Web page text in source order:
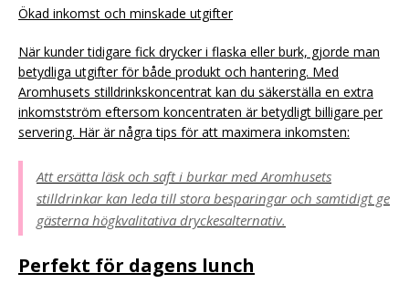
Ökad inkomst och minskade utgifter
När kunder tidigare fick drycker i flaska eller burk, gjorde man
betydliga utgifter för både produkt och hantering. Med
Aromhusets stilldrinkskoncentrat kan du säkerställa en extra
inkomstström eftersom koncentraten är betydligt billigare per
servering. Här är några tips för att maximera inkomsten:
Att ersätta läsk och saft i burkar med Aromhusets
stilldrinkar kan leda till stora besparingar och samtidigt ge
gästerna högkvalitativa dryckesalternativ.
Perfekt för dagens lunch